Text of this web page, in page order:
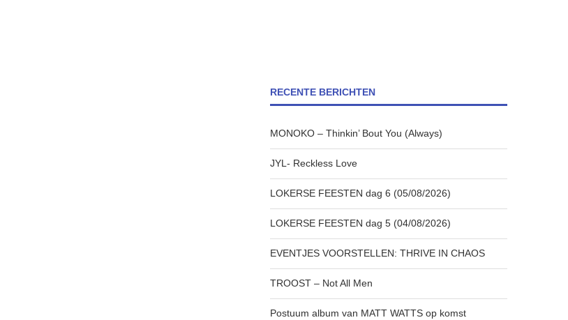
RECENTE BERICHTEN
MONOKO – Thinkin’ Bout You (Always)
JYL- Reckless Love
LOKERSE FEESTEN dag 6 (05/08/2026)
LOKERSE FEESTEN dag 5 (04/08/2026)
EVENTJES VOORSTELLEN: THRIVE IN CHAOS
TROOST – Not All Men
Postuum album van MATT WATTS op komst